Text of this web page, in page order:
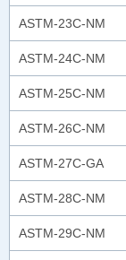
ASTM-23C-NM
ASTM-24C-NM
ASTM-25C-NM
ASTM-26C-NM
ASTM-27C-GA
ASTM-28C-NM
ASTM-29C-NM